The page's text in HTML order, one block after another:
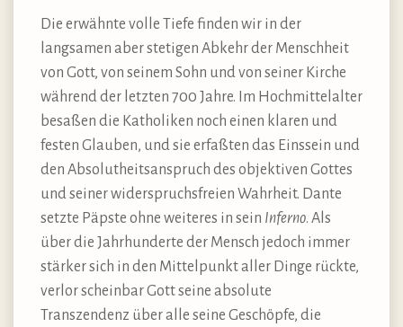
Die erwähnte volle Tiefe finden wir in der
langsamen aber stetigen Abkehr der Menschheit
von Gott, von seinem Sohn und von seiner Kirche
während der letzten 700 Jahre. Im Hochmittelalter
besaßen die Katholiken noch einen klaren und
festen Glauben, und sie erfaßten das Einssein und
den Absolutheitsanspruch des objektiven Gottes
und seiner widerspruchsfreien Wahrheit. Dante
setzte Päpste ohne weiteres in sein Inferno. Als
über die Jahrhunderte der Mensch jedoch immer
stärker sich in den Mittelpunkt aller Dinge rückte,
verlor scheinbar Gott seine absolute
Transzendenz über alle seine Geschöpfe, die